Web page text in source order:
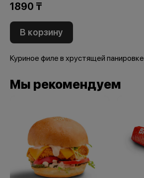
1890 ₸
В корзину
Куриное филе в хрустящей панировке
Мы рекомендуем